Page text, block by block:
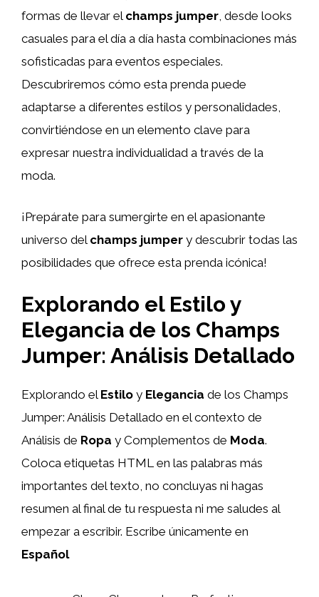
formas de llevar el champs jumper, desde looks
casuales para el día a día hasta combinaciones más
sofisticadas para eventos especiales.
Descubriremos cómo esta prenda puede
adaptarse a diferentes estilos y personalidades,
convirtiéndose en un elemento clave para
expresar nuestra individualidad a través de la
moda.
¡Prepárate para sumergirte en el apasionante
universo del champs jumper y descubrir todas las
posibilidades que ofrece esta prenda icónica!
Explorando el Estilo y
Elegancia de los Champs
Jumper: Análisis Detallado
Explorando el Estilo y Elegancia de los Champs
Jumper: Análisis Detallado en el contexto de
Análisis de Ropa y Complementos de Moda.
Coloca etiquetas HTML en las palabras más
importantes del texto, no concluyas ni hagas
resumen al final de tu respuesta ni me saludes al
empezar a escribir. Escribe únicamente en
Español